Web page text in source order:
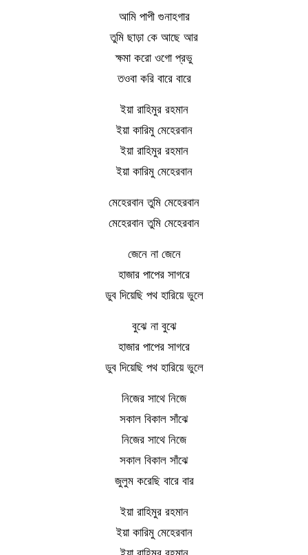
আমি পাপী গুনাহগার
তুমি ছাড়া কে আছে আর
ক্ষমা করো ওগো প্রভু
তওবা করি বারে বারে
ইয়া রাহিমুর রহমান
ইয়া কারিমু মেহেরবান
ইয়া রাহিমুর রহমান
ইয়া কারিমু মেহেরবান
মেহেরবান তুমি মেহেরবান
মেহেরবান তুমি মেহেরবান
জেনে না জেনে
হাজার পাপের সাগরে
ডুব দিয়েছি পথ হারিয়ে ভুলে
বুঝে না বুঝে
হাজার পাপের সাগরে
ডুব দিয়েছি পথ হারিয়ে ভুলে
নিজের সাথে নিজে
সকাল বিকাল সাঁঝে
নিজের সাথে নিজে
সকাল বিকাল সাঁঝে
জুলুম করেছি বারে বার
ইয়া রাহিমুর রহমান
ইয়া কারিমু মেহেরবান